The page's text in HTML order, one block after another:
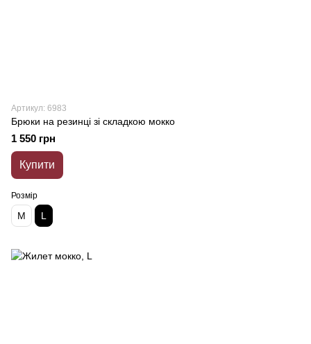
Артикул: 6983
Брюки на резинці зі складкою мокко
1 550 грн
Купити
Розмір
M L